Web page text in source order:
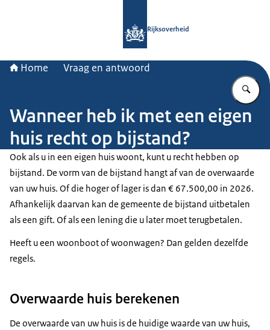
Rijksoverheid
Home Vraag en antwoord
Wanneer heb ik met een eigen
huis recht op bijstand?
Ook als u in een eigen huis woont, kunt u recht hebben op
bijstand. De vorm van de bijstand hangt af van de overwaarde
van uw huis. Of die hoger of lager is dan € 67.500,00 in 2026.
Afhankelijk daarvan kan de gemeente de bijstand uitbetalen
als een gift. Of als een lening die u later moet terugbetalen.
Heeft u een woonboot of woonwagen? Dan gelden dezelfde
regels.
Overwaarde huis berekenen
De overwaarde van uw huis is de huidige waarde van uw huis,